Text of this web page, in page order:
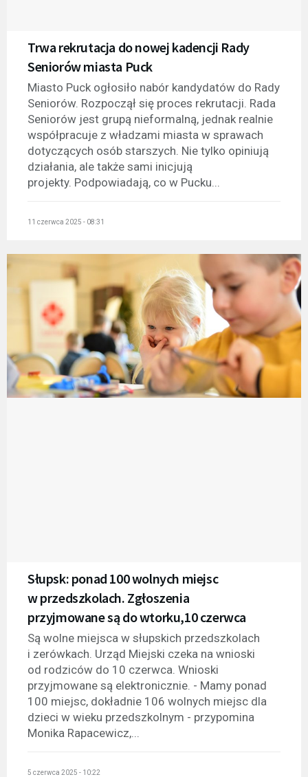
Trwa rekrutacja do nowej kadencji Rady
Seniorów miasta Puck
Miasto Puck ogłosiło nabór kandydatów do Rady
Seniorów. Rozpoczął się proces rekrutacji. Rada
Seniorów jest grupą nieformalną, jednak realnie
współpracuje z władzami miasta w sprawach
dotyczących osób starszych. Nie tylko opiniują
działania, ale także sami inicjują
projekty. Podpowiadają, co w Pucku...
11 czerwca 2025 - 08:31
Słupsk: ponad 100 wolnych miejsc
w przedszkolach. Zgłoszenia
przyjmowane są do wtorku,10 czerwca
Są wolne miejsca w słupskich przedszkolach
i zerówkach. Urząd Miejski czeka na wnioski
od rodziców do 10 czerwca. Wnioski
przyjmowane są elektronicznie. - Mamy ponad
100 miejsc, dokładnie 106 wolnych miejsc dla
dzieci w wieku przedszkolnym - przypomina
Monika Rapacewicz,...
5 czerwca 2025 - 10:22